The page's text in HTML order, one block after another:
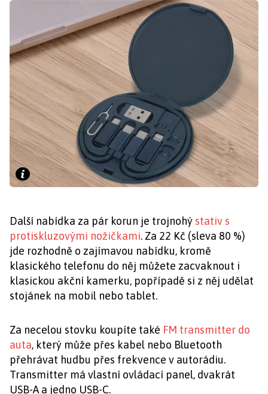
Další nabídka za pár korun je trojnohý stativ s
protiskluzovými nožičkami. Za 22 Kč (sleva 80 %)
jde rozhodně o zajímavou nabídku, kromě
klasického telefonu do něj můžete zacvaknout i
klasickou akční kamerku, popřípadě si z něj udělat
stojánek na mobil nebo tablet.
Za necelou stovku koupíte také FM transmitter do
auta, který může přes kabel nebo Bluetooth
přehrávat hudbu přes frekvence v autorádiu.
Transmitter má vlastní ovládací panel, dvakrát
USB-A a jedno USB-C.